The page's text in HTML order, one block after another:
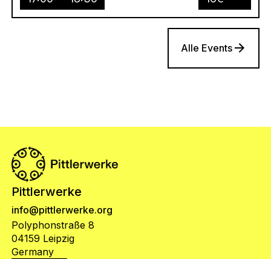
Alle Events
Pittlerwerke
info@pittlerwerke.org
Polyphonstraße 8
04159 Leipzig
Germany